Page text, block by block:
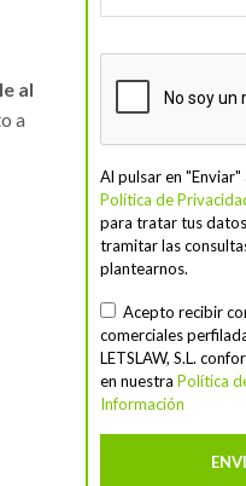
al
a
Al pulsar en
Política de
para tratar tus
tramitar las
plantearnos.
Acepto recibir
comerciales
LETSLAW, S.L.
en nuestra Política
Información